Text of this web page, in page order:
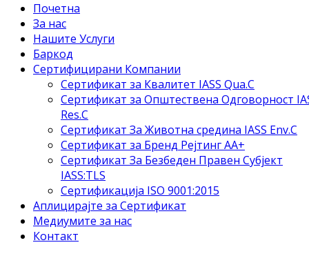
Почетна
За нас
Нашите Услуги
Баркод
Сертифицирани Компании
Сертификат за Квалитет IASS Qua.C
Сертификат за Општествена Одговорност
Res.C
Сертификат За Животна средина IASS Env.C
Сертификат за Бренд Рејтинг АА+
Сертификат За Безбеден Правен Субјект
IASS:TLS
Сертификација ISO 9001:2015
Аплицирајте за Сертификат
Медиумите за нас
Контакт